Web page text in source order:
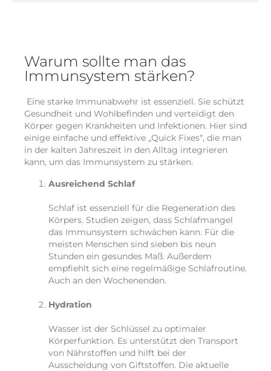
Warum sollte man das
Immunsystem stärken?
Eine starke Immunabwehr ist essenziell. Sie schützt
Gesundheit und Wohlbefinden und verteidigt den
Körper gegen Krankheiten und Infektionen. Hier sind
einige einfache und effektive „Quick Fixes“, die man
in der kalten Jahreszeit in den Alltag integrieren
kann, um das Immunsystem zu stärken.
Ausreichend Schlaf
Schlaf ist essenziell für die Regeneration des
Körpers. Studien zeigen, dass Schlafmangel
das Immunsystem schwächen kann. Für die
meisten Menschen sind sieben bis neun
Stunden ein gesundes Maß. Außerdem
empfiehlt sich eine regelmäßige Schlafroutine.
Auch an den Wochenenden.
Hydration
Wasser ist der Schlüssel zu optimaler
Körperfunktion. Es unterstützt den Transport
von Nährstoffen und hilft bei der
Ausscheidung von Giftstoffen. Die aktuelle